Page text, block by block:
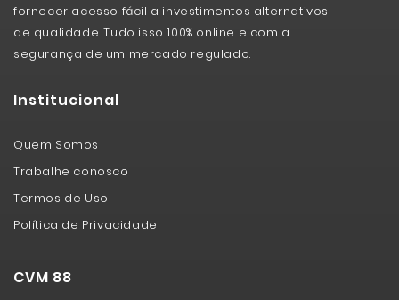
fornecer acesso fácil a investimentos alternativos
de qualidade. Tudo isso 100% online e com a
segurança de um mercado regulado.
Institucional
Quem Somos
Trabalhe conosco
Termos de Uso
Política de Privacidade
CVM 88